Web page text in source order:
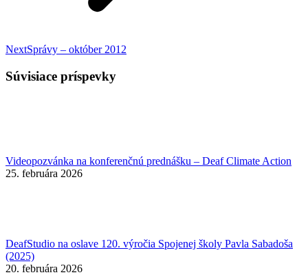
NextNasledujúci
Správy – október 2012
Súvisiace príspevky
Videopozvánka na konferenčnú prednášku – Deaf Climate Action
25. februára 2026
DeafStudio na oslave 120. výročia Spojenej školy Pavla Sabadoša
(2025)
20. februára 2026